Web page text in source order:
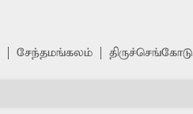
சேந்தமங்கலம் திருச்செங்கோடு